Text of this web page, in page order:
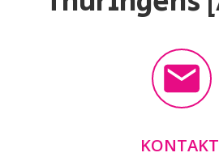
KONTAKT